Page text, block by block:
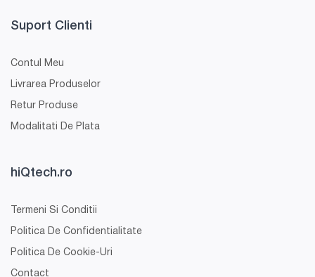
Suport Clienti
Contul Meu
Livrarea Produselor
Retur Produse
Modalitati De Plata
hiQtech.ro
Termeni Si Conditii
Politica De Confidentialitate
Politica De Cookie-Uri
Contact